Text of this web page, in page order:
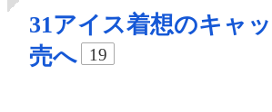
31アイス着想のキャ
売へ
19